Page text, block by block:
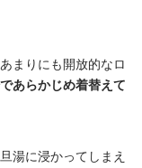
まりにも開放的なロ
あらかじめ着替えて
湯に浸かってしまえ